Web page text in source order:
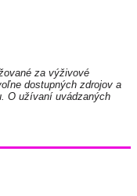
za výživové
dostupných zdrojov a
O užívaní uvádzaných